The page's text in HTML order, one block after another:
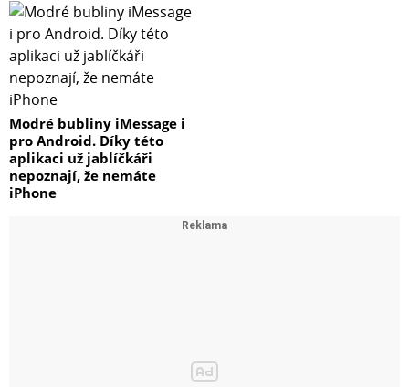
Modré bubliny iMessage i
pro Android. Díky této
aplikaci už jablíčkáři
nepoznají, že nemáte
iPhone